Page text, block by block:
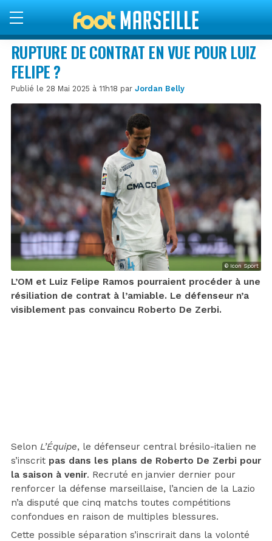
RUPTURE DE CONTRAT EN VUE POUR LUIZ
FELIPE ?
Publié le 28 Mai 2025 à 11h18 par Jordan Belly
© Icon Sport
L’OM et Luiz Felipe Ramos pourraient procéder à une
résiliation de contrat à l’amiable. Le défenseur n’a
visiblement pas convaincu Roberto De Zerbi.
Selon L’Équipe, le défenseur central brésilo-italien ne
s’inscrit pas dans les plans de Roberto De Zerbi pour
la saison à venir. Recruté en janvier dernier pour
renforcer la défense marseillaise, l’ancien de la Lazio
n’a disputé que cinq matchs toutes compétitions
confondues en raison de multiples blessures.
Cette possible séparation s’inscrirait dans la volonté